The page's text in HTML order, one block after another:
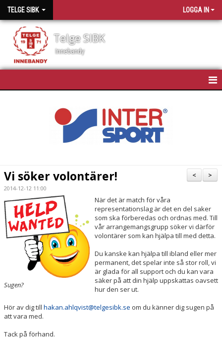
TELGE SIBK LOGGA IN
Telge SIBK
Innebandy
SPONSORER
MATCHSCHEMA
KÖP BILJETT
LEDIGA JOBB!
BILDGALLERI
SPELA INNEBANDY I TELGE
>
<
Vi söker volontärer!
2014-12-12 11:00
Sugen?
När det är match för våra
representationslag är det en del saker
som ska förberedas och ordnas med. Till
vår arrangemangsgrupp söker vi därför
volontärer som kan hjälpa till med detta.
Du kanske kan hjälpa till ibland eller mer
permanent, det spelar inte så stor roll, vi
är glada för all support och du kan vara
säker på att din hjälp uppskattas oavsett
hur den ser ut.
Hör av dig till hakan.ahlqvist@telgesibk.se om du känner dig sugen på
att vara med.
Tack på förhand.